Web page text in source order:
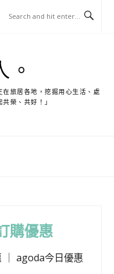
。
旅居各地，挖掘用心生活、處
榮、共好！」
購優惠
agoda今日優惠